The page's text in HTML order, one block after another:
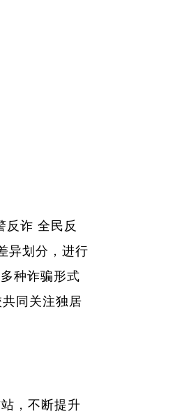
反诈 全民反
异划分，进行
种诈骗形式
同关注独居
，不断提升